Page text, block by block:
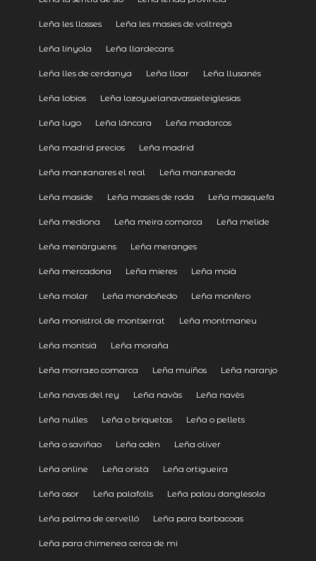
Leña les llosses Leña les masies de voltregà
Leña linyola Leña llardecans
Leña lles de cerdanya Leña lloar Leña llusanés
Leña lobios Leña lozoyuelanavassieteiglesias
Leña lugo Leña láncara Leña madarcos
Leña madrid precios Leña madrid
Leña manzanares el real Leña manzaneda
Leña maside Leña masies de roda Leña masquefa
Leña mediona Leña meira comarca Leña melide
Leña menàrguens Leña meranges
Leña mercadona Leña mieres Leña moià
Leña molar Leña mondoñedo Leña monfero
Leña monistrol de montserrat Leña montmaneu
Leña montsiá Leña moraña
Leña morrazo comarca Leña muíños Leña naranjo
Leña navas del rey Leña navàs Leña navès
Leña nulles Leña o briquetas Leña o pellets
Leña o saviñao Leña odèn Leña oliver
Leña online Leña oristà Leña ortigueira
Leña osor Leña palafolls Leña palau danglesola
Leña palma de cervelló Leña para barbacoas
Leña para chimenea cerca de mi